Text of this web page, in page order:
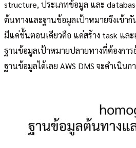
structure, ประเภทข้อมูล และ
ต้นทางและฐานข้อมูลเป้าหมายจึงเข้ากั
มีแค่ขั้นตอนเดียวคือ แค่สร้าง task แล
ฐานข้อมูลเป้าหมายปลายทางที่ต้องการ
ฐานข้อมูลได้เลย AWS DMS จะดำเนินก